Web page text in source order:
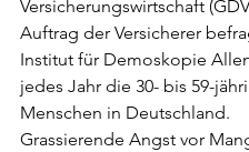
Versicherungswirtschaft
Auftrag der Versicherer
Institut für Demoskopie
jedes Jahr die 30- bis 59-
Menschen in Deutschland.
Grassierende Angst vor